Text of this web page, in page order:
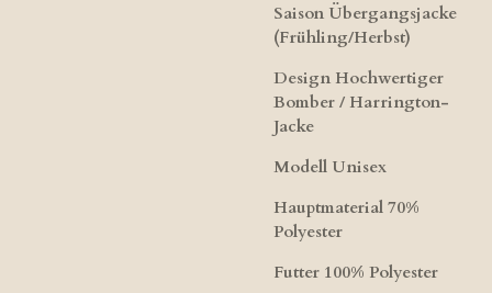
Saison Übergangsjacke
(Frühling/Herbst)
Design Hochwertiger
Bomber / Harrington-
Jacke
Modell Unisex
Hauptmaterial 70%
Polyester
Futter 100% Polyester